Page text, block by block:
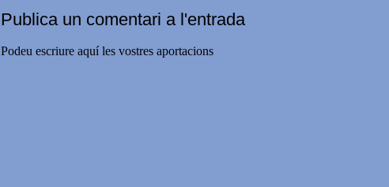
Publica un comentari a l'entrada
Podeu escriure aquí les vostres aportacions